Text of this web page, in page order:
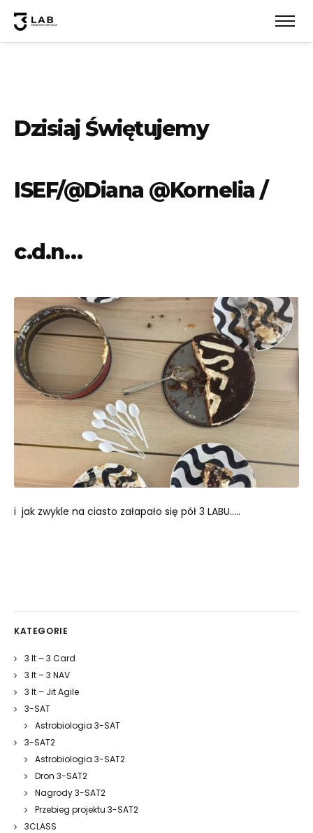
Dzisiaj Świętujemy
ISEF/@Diana @Kornelia /
c.d.n…
i jak zwykle na ciasto załapało się pół 3 LABU…..
KATEGORIE
3 It – 3 Card
3 It – 3 NAV
3 It – Jit Agile
3-SAT
Astrobiologia 3-SAT
3-SAT2
Astrobiologia 3-SAT2
Dron 3-SAT2
Nagrody 3-SAT2
Przebieg projektu 3-SAT2
3CLASS